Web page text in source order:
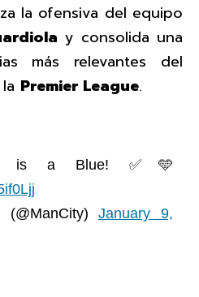
la ofensiva del equipo
y consolida una
más relevantes del
Premier League.
is a Blue! ✅🩵
January 9,